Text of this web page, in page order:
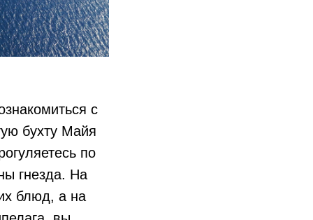
с
бухту Майя
по
гнезда. На
блюд, а на